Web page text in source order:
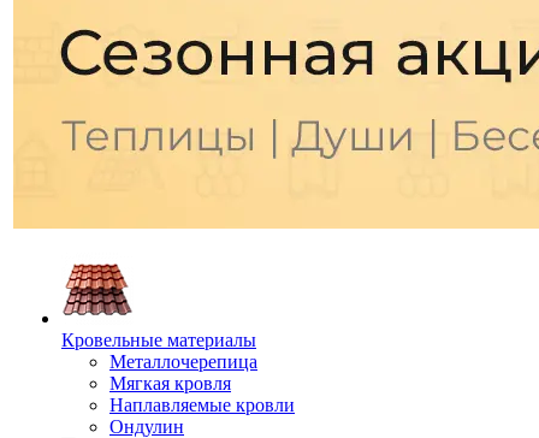
Кровельные материалы
Металлочерепица
Мягкая кровля
Наплавляемые кровли
Ондулин